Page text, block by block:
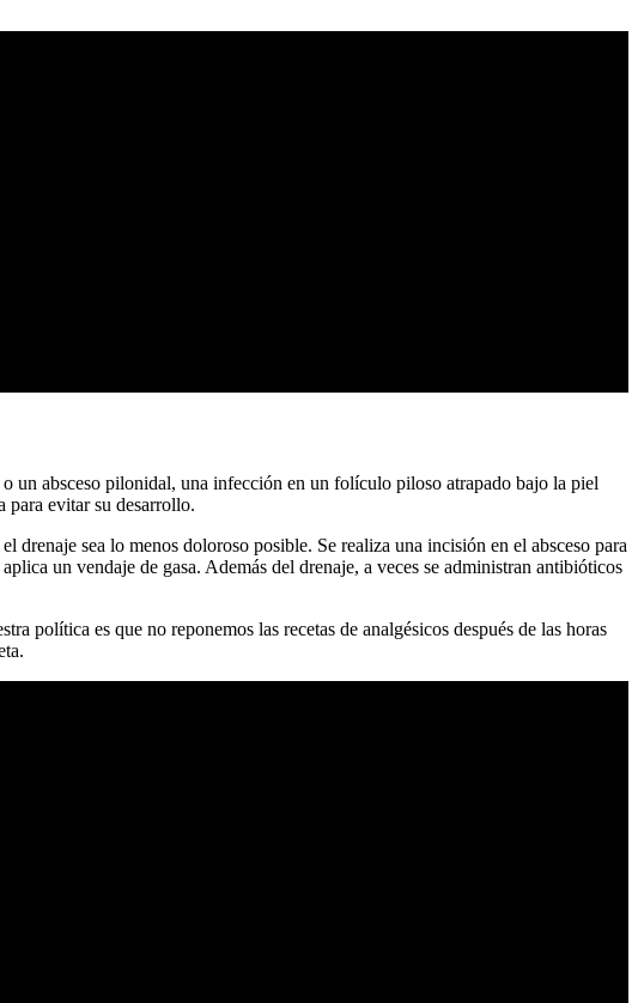
un absceso pilonidal, una infección en un folículo piloso atrapado bajo la piel
para evitar su desarrollo.
drenaje sea lo menos doloroso posible. Se realiza una incisión en el absceso para
un vendaje de gasa. Además del drenaje, a veces se administran antibióticos
política es que no reponemos las recetas de analgésicos después de las horas